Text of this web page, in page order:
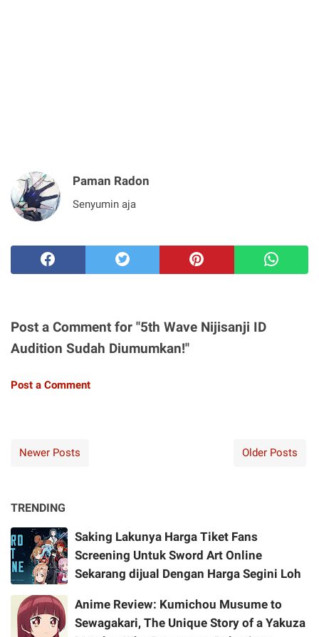
Paman Radon
Senyumin aja
Post a Comment for "5th Wave Nijisanji ID
Audition Sudah Diumumkan!"
Post a Comment
Newer Posts Older Posts
TRENDING
Saking Lakunya Harga Tiket Fans
Screening Untuk Sword Art Online
Sekarang dijual Dengan Harga Segini Loh
Anime Review: Kumichou Musume to
Sewagakari, The Unique Story of a Yakuza